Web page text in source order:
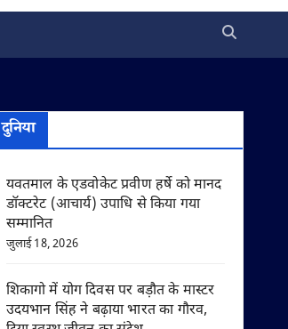
दुनिया
यवतमाल के एडवोकेट प्रवीण हर्षे को मानद
डॉक्टरेट (आचार्य) उपाधि से किया गया
सम्मानित
जुलाई 18, 2026
शिकागो में योग दिवस पर बड़ौत के मास्टर
उदयभान सिंह ने बढ़ाया भारत का गौरव,